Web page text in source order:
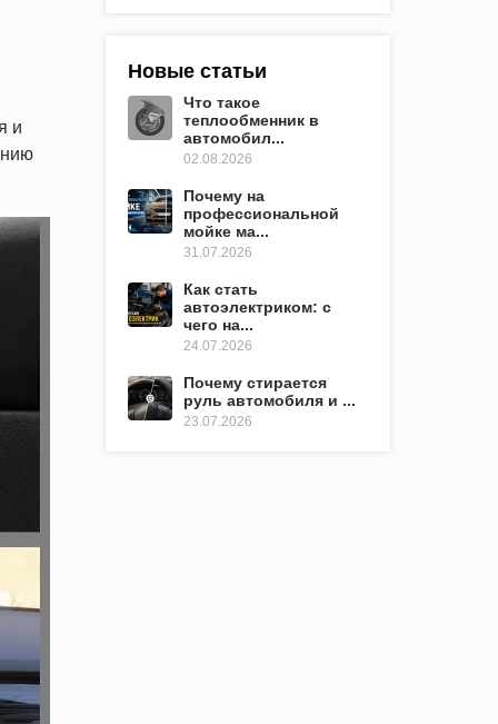
и
Новые статьи
Что такое
теплообменник в
автомобил...
02.08.2026
Почему на
профессиональной
мойке ма...
31.07.2026
Как стать
автоэлектриком: с
чего на...
24.07.2026
Почему стирается
руль автомобиля и ...
23.07.2026